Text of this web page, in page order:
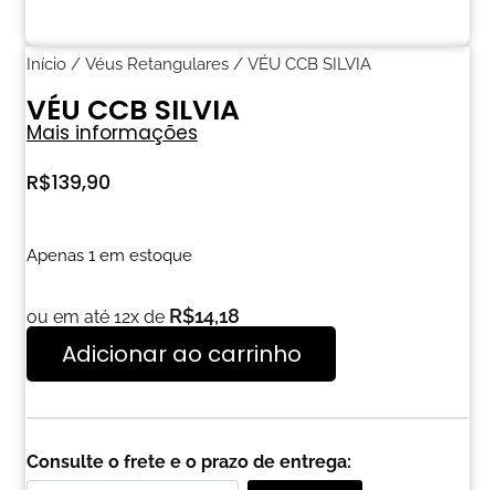
Início / Véus Retangulares / VÉU CCB SILVIA
VÉU CCB SILVIA
Mais informações
R$139,90
Apenas 1 em estoque
ou em até 12x de R$14,18
Adicionar ao carrinho
Consulte o frete e o prazo de entrega: